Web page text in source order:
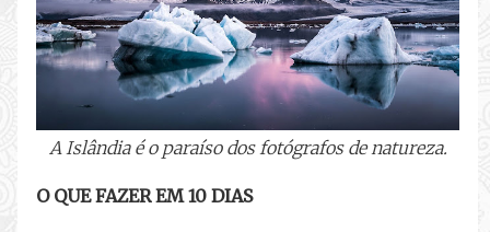
A Islândia é o paraíso dos fotógrafos de natureza.
O QUE FAZER EM 10 DIAS